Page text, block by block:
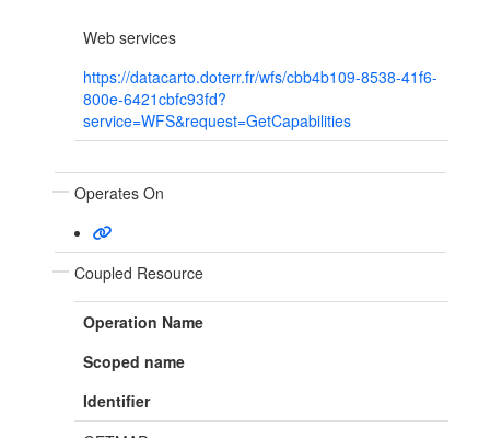
Web services
https://datacarto.doterr.fr/wfs/cbb4b109-8538-41f6-
800e-6421cbfc93fd?
service=WFS&request=GetCapabilities
Operates On
Coupled Resource
Operation Name
Scoped name
Identifier